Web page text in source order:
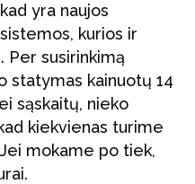
yra naujos
kurios ir
Per susirinkimą
statymas kainuotų 14
sąskaitų, nieko
kiekvienas turime
mokame po tiek,